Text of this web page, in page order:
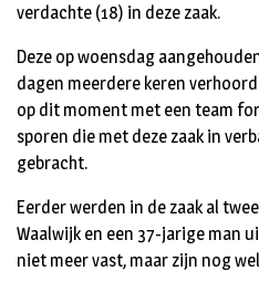
verdachte (18) in deze zaak.
Deze op woensdag
dagen meerdere keren
op dit moment met een team
sporen die met deze zaak in
gebracht.
Eerder werden in de zaak al
Waalwijk en een 37-jarige man
niet meer vast, maar zijn nog